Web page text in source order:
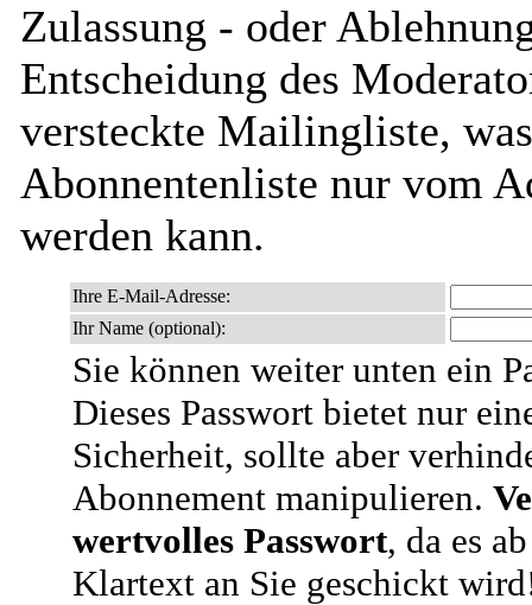
Zulassung - oder
Entscheidung des
versteckte Mailingliste,
Abonnentenliste nur vom
werden kann.
Ihre E-Mail-Adresse:
Ihr Name (optional):
Sie können weiter unten ein
Dieses Passwort bietet nur
Sicherheit, sollte aber
Abonnement manipulieren.
wertvolles Passwort, da es
Klartext an Sie geschickt